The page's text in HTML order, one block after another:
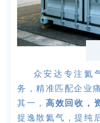
众安达专注氦
务，精准匹配企业
其一，高效回收，
捉逸散氦气，提纯